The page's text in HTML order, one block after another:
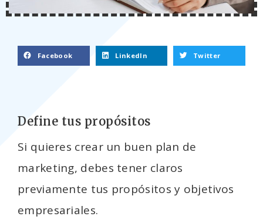
Facebook LinkedIn Twitter
Define tus propósitos
Si quieres crear un buen plan de
marketing, debes tener claros
previamente tus propósitos y objetivos
empresariales.